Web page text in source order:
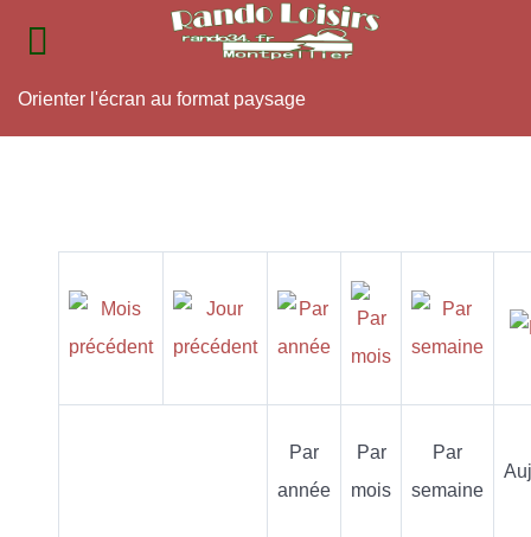
Orienter l'écran au format paysage
Par
année
Par
mois
Par
semaine